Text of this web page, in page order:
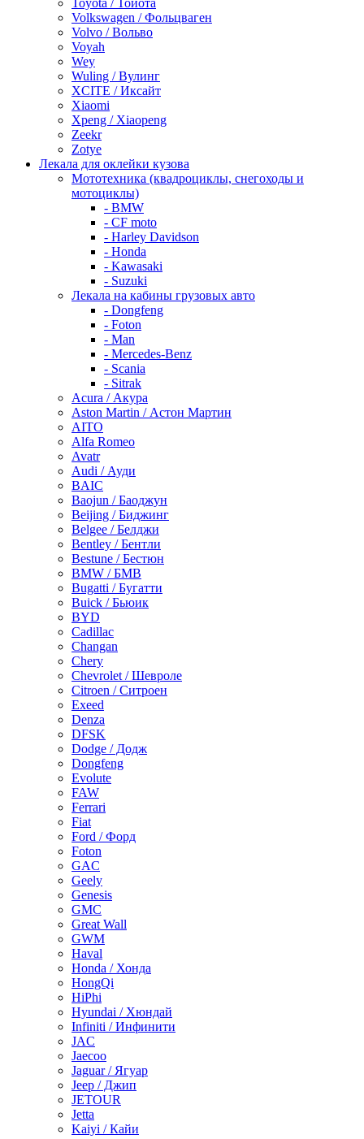
Toyota / Тойота
Volkswagen / Фольцваген
Volvo / Вольво
Voyah
Wey
Wuling / Вулинг
XCITE / Иксайт
Xiaomi
Xpeng / Xiaopeng
Zeekr
Zotye
Лекала для оклейки кузова
Мототехника (квадроциклы, снегоходы и
мотоциклы)
- BMW
- CF moto
- Harley Davidson
- Honda
- Kawasaki
- Suzuki
Лекала на кабины грузовых авто
- Dongfeng
- Foton
- Man
- Mercedes-Benz
- Scania
- Sitrak
Acura / Акура
Aston Martin / Астон Мартин
AITO
Alfa Romeo
Avatr
Audi / Ауди
BAIC
Baojun / Баоджун
Beijing / Биджинг
Belgee / Белджи
Bentley / Бентли
Bestune / Бестюн
BMW / БМВ
Bugatti / Бугатти
Buick / Бьюик
BYD
Cadillac
Changan
Chery
Chevrolet / Шевроле
Citroen / Ситроен
Exeed
Denza
DFSK
Dodge / Додж
Dongfeng
Evolute
FAW
Ferrari
Fiat
Ford / Форд
Foton
GAC
Geely
Genesis
GMC
Great Wall
GWM
Haval
Honda / Хонда
HongQi
HiPhi
Hyundai / Хюндай
Infiniti / Инфинити
JAC
Jaecoo
Jaguar / Ягуар
Jeep / Джип
JETOUR
Jetta
Kaiyi / Кайи